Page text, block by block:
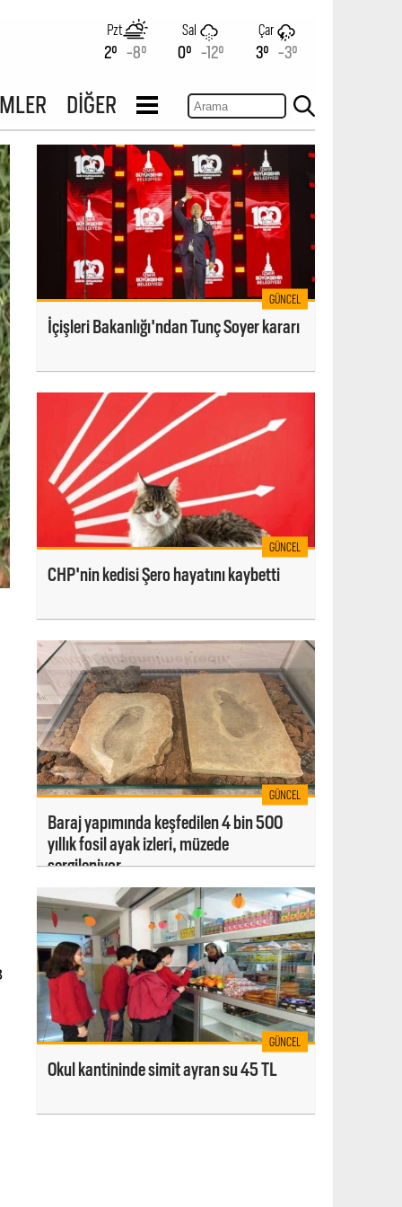
Pzt
2° -8°
Sal
0° -12°
Çar
3° -3°
DİĞER
GÜNCEL
İçişleri Bakanlığı'ndan Tunç Soyer kararı
GÜNCEL
CHP'nin kedisi Şero hayatını kaybetti
GÜNCEL
Baraj yapımında keşfedilen 4 bin 500
yıllık fosil ayak izleri, müzede
sergileniyor
GÜNCEL
Okul kantininde simit ayran su 45 TL